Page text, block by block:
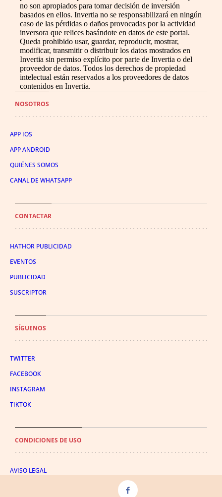
no son apropiados para tomar decisión de inversión
basados en ellos. Invertia no se responsabilizará en ningún
caso de las pérdidas o daños provocadas por la actividad
inversora que relices basándote en datos de este portal.
Queda prohibido usar, guardar, reproducir, mostrar,
modificar, transmitir o distribuir los datos mostrados en
Invertia sin permiso explícito por parte de Invertia o del
proveedor de datos. Todos los derechos de propiedad
intelectual están reservados a los proveedores de datos
contenidos en Invertia.
NOSOTROS
APP IOS
APP ANDROID
QUIÉNES SOMOS
CANAL DE WHATSAPP
CONTACTAR
HATHOR PUBLICIDAD
EVENTOS
PUBLICIDAD
SUSCRIPTOR
SÍGUENOS
TWITTER
FACEBOOK
INSTAGRAM
TIKTOK
CONDICIONES DE USO
AVISO LEGAL